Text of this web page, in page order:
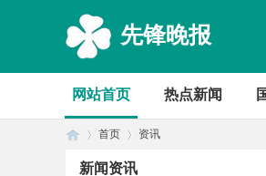
先锋晚报
网站首页 热点新闻
首页 资讯
新闻资讯